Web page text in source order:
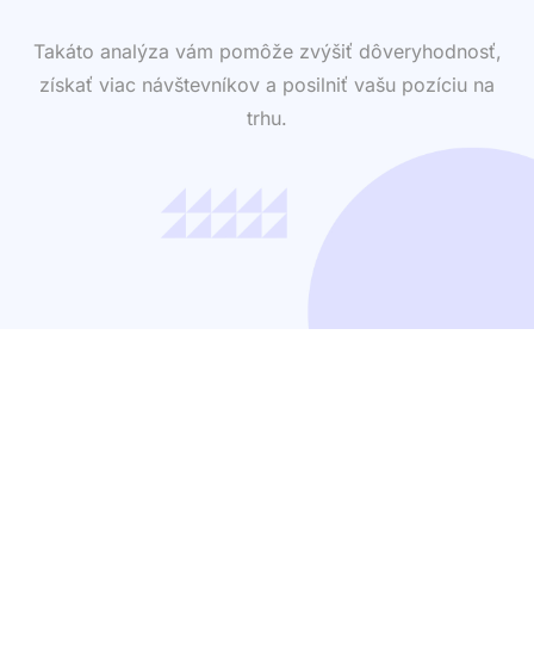
Takáto analýza vám pomôže zvýšiť dôveryhodnosť,
získať viac návštevníkov a posilniť vašu pozíciu na
trhu.